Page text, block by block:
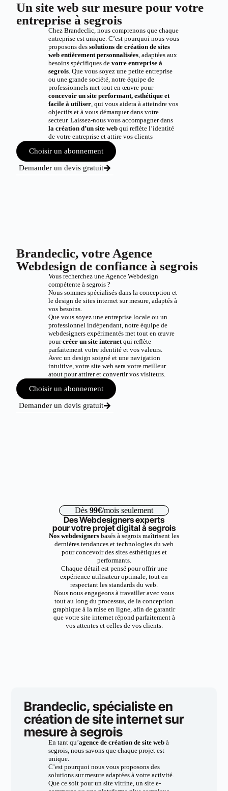
Un site web sur mesure pour votre
entreprise à segrois
Chez Brandeclic, nous comprenons que chaque
entreprise est unique. C’est pourquoi nous vous
proposons des solutions de création de sites
web entièrement personnalisées, adaptées aux
besoins spécifiques de votre entreprise à
segrois. Que vous soyez une petite entreprise
ou une grande société, notre équipe de
professionnels met tout en œuvre pour
concevoir un site performant, esthétique et
facile à utiliser, qui vous aidera à atteindre vos
objectifs et à vous démarquer dans votre
secteur. Laissez-nous vous accompagner dans
la création d’un site webqui reflète l’identité
de votre entreprise et attire vos clients
Choisir un abonnement
Demander un devis gratuit
Brandeclic, votre Agence
Webdesign de confiance à segrois
Vous recherchez une Agence Webdesign
compétente à segrois ?
Nous sommes spécialisés dans la conception et
le design de sites internet sur mesure, adaptés à
vos besoins.
Que vous soyez une entreprise locale ou un
professionnel indépendant, notre équipe de
webdesigners expérimentés met tout en œuvre
pourcréer un site internetqui reflète
parfaitement votre identité et vos valeurs.
Avec un design soigné et une navigation
intuitive, votre site web sera votre meilleur
atout pour attirer et convertir vos visiteurs.
Choisir un abonnement
Demander un devis gratuit
Dès 99€/mois seulement
Des Webdesigners experts
pour votre projet digital à segrois
Nos webdesigners basés à segrois maîtrisent les
dernières tendances et technologies du web
pour concevoir des sites esthétiques et
performants.
Chaque détail est pensé pour offrir une
expérience utilisateur optimale, tout en
respectant les standards du web.
Nous nous engageons à travailler avec vous
tout au long du processus, de la conception
graphique à la mise en ligne, afin de garantir
que votre site internet répond parfaitement à
vos attentes et celles de vos clients.
Brandeclic, spécialiste en
création de site internet sur
mesure à segrois
En tant qu’agence de création de site webà
segrois, nous savons que chaque projet est
unique.
C’est pourquoi nous vous proposons des
solutions sur mesure adaptées à votre activité.
Que ce soit pour un site vitrine, un site e-